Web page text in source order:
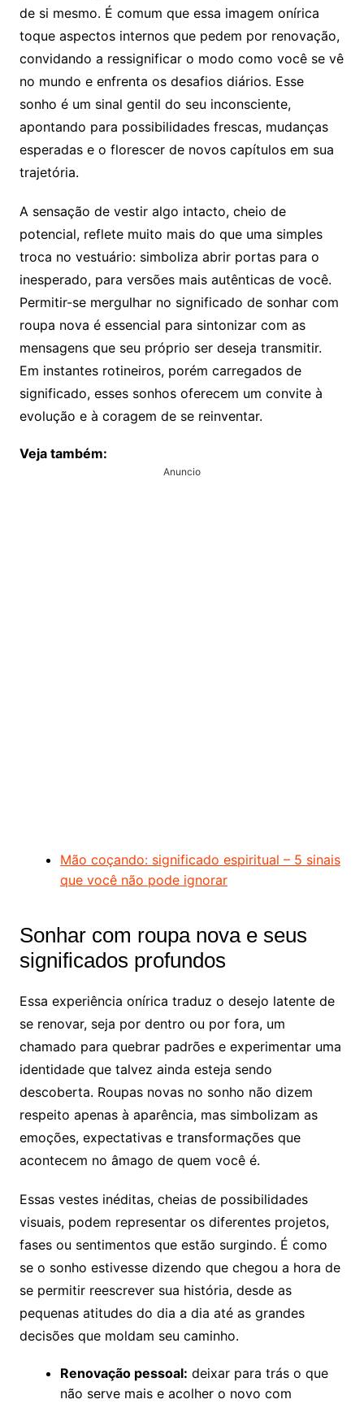
de si mesmo. É comum que essa imagem onírica
toque aspectos internos que pedem por renovação,
convidando a ressignificar o modo como você se vê
no mundo e enfrenta os desafios diários. Esse
sonho é um sinal gentil do seu inconsciente,
apontando para possibilidades frescas, mudanças
esperadas e o florescer de novos capítulos em sua
trajetória.
A sensação de vestir algo intacto, cheio de
potencial, reflete muito mais do que uma simples
troca no vestuário: simboliza abrir portas para o
inesperado, para versões mais autênticas de você.
Permitir-se mergulhar no significado de sonhar com
roupa nova é essencial para sintonizar com as
mensagens que seu próprio ser deseja transmitir.
Em instantes rotineiros, porém carregados de
significado, esses sonhos oferecem um convite à
evolução e à coragem de se reinventar.
Veja também:
Anuncio
Mão coçando: significado espiritual – 5 sinais
que você não pode ignorar
Sonhar com roupa nova e seus
significados profundos
Essa experiência onírica traduz o desejo latente de
se renovar, seja por dentro ou por fora, um
chamado para quebrar padrões e experimentar uma
identidade que talvez ainda esteja sendo
descoberta. Roupas novas no sonho não dizem
respeito apenas à aparência, mas simbolizam as
emoções, expectativas e transformações que
acontecem no âmago de quem você é.
Essas vestes inéditas, cheias de possibilidades
visuais, podem representar os diferentes projetos,
fases ou sentimentos que estão surgindo. É como
se o sonho estivesse dizendo que chegou a hora de
se permitir reescrever sua história, desde as
pequenas atitudes do dia a dia até as grandes
decisões que moldam seu caminho.
Renovação pessoal: deixar para trás o que
não serve mais e acolher o novo com